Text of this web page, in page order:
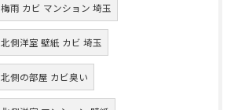
梅雨 カビ マンション 埼玉
北側洋室 壁紙 カビ 埼玉
北側の部屋 カビ臭い